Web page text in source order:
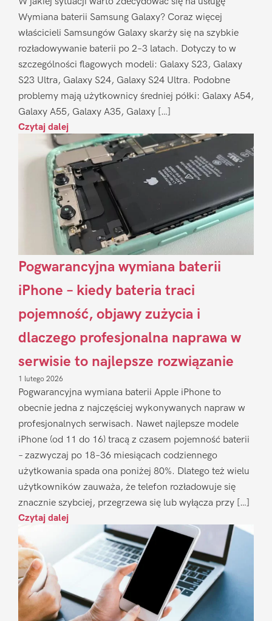
Wymiana baterii Samsung Galaxy? Coraz więcej
właścicieli Samsungów Galaxy skarży się na szybkie
rozładowywanie baterii po 2–3 latach. Dotyczy to w
szczególności flagowych modeli: Galaxy S23, Galaxy
S23 Ultra, Galaxy S24, Galaxy S24 Ultra. Podobne
problemy mają użytkownicy średniej półki: Galaxy A54,
Galaxy A55, Galaxy A35, Galaxy […]
Czytaj dalej
Pogwarancyjna wymiana baterii
iPhone – kiedy bateria traci
pojemność, objawy zużycia i
dlaczego profesjonalna naprawa w
serwisie to najlepsze rozwiązanie
1 lutego 2026
Pogwarancyjna wymiana baterii Apple iPhone to
obecnie jedna z najczęściej wykonywanych napraw w
profesjonalnych serwisach. Nawet najlepsze modele
iPhone (od 11 do 16) tracą z czasem pojemność baterii
– zazwyczaj po 18–36 miesiącach codziennego
użytkowania spada ona poniżej 80%. Dlatego też wielu
użytkowników zauważa, że telefon rozładowuje się
znacznie szybciej, przegrzewa się lub wyłącza przy […]
Czytaj dalej